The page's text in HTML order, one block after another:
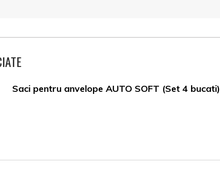
Saci pentru anvelope AUTO SOFT (Set 4 bucati)